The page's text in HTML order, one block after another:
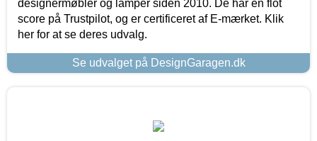
designermøbler og lamper siden 2010. De har en flot
score på Trustpilot, og er certificeret af E-mærket. Klik
her for at se deres udvalg.
Se udvalget på DesignGaragen.dk